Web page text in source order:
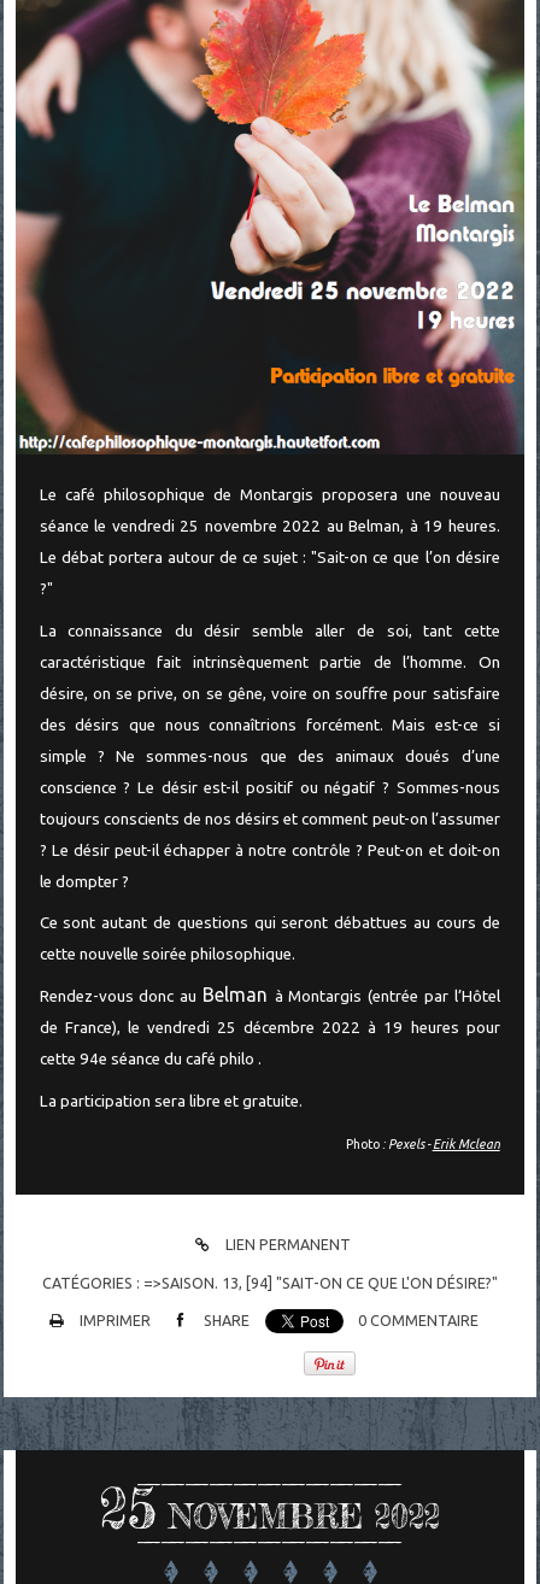
Le café philosophique de Montargis proposera une nouveau
séance le vendredi 25 novembre 2022 au Belman, à 19 heures.
Le débat portera autour de ce sujet : "Sait-on ce que l’on désire
?"
La connaissance du désir semble aller de soi, tant cette
caractéristique fait intrinsèquement partie de l’homme. On
désire, on se prive, on se gêne, voire on souffre pour satisfaire
des désirs que nous connaîtrions forcément. Mais est-ce si
simple ? Ne sommes-nous que des animaux doués d’une
conscience ? Le désir est-il positif ou négatif ? Sommes-nous
toujours conscients de nos désirs et comment peut-on l’assumer
? Le désir peut-il échapper à notre contrôle ? Peut-on et doit-on
le dompter ?
Ce sont autant de questions qui seront débattues au cours de
cette nouvelle soirée philosophique.
Rendez-vous donc au Belman à Montargis (entrée par l’Hôtel
de France), le vendredi 25 décembre 2022 à 19 heures pour
cette 94e séance du café philo .
La participation sera libre et gratuite.
Photo : Pexels -Erik Mclean
LIEN PERMANENT
CATÉGORIES : =>SAISON. 13, [94] "SAIT-ON CE QUE L'ON DÉSIRE?"
IMPRIMER SHARE 0 COMMENTAIRE
25 NOVEMBRE 2022